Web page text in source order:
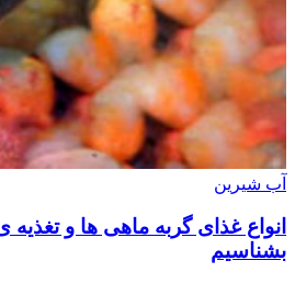
آب شیرین
انواع غذای گربه ماهی ها و تغذیه
بشناسیم